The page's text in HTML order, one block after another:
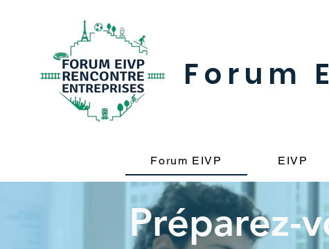
Forum
Forum EIVP EIVP
Préparez-